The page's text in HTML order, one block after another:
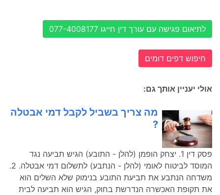
לתיאום פגישה עם עורך דין חייגו 077-4008177
חיפוש דפים דומים
אולי יעניין אותך גם:
מה צריך בשביל לקבל דמי אבטלה
?
פסק דין 1. יצחק הופמן (להלן - התובע) הגיש תביעה נגד
המוסד לביטוח לאומי (להלן - הנתבע) לתשלום דמי אבטלה. 2.
משדחה הנתבע את תביעת התובע בנימוק שלא השלים הוא
את תקופת האכשרה הנדרשת בחוק, הגיש הוא תביעה לבית